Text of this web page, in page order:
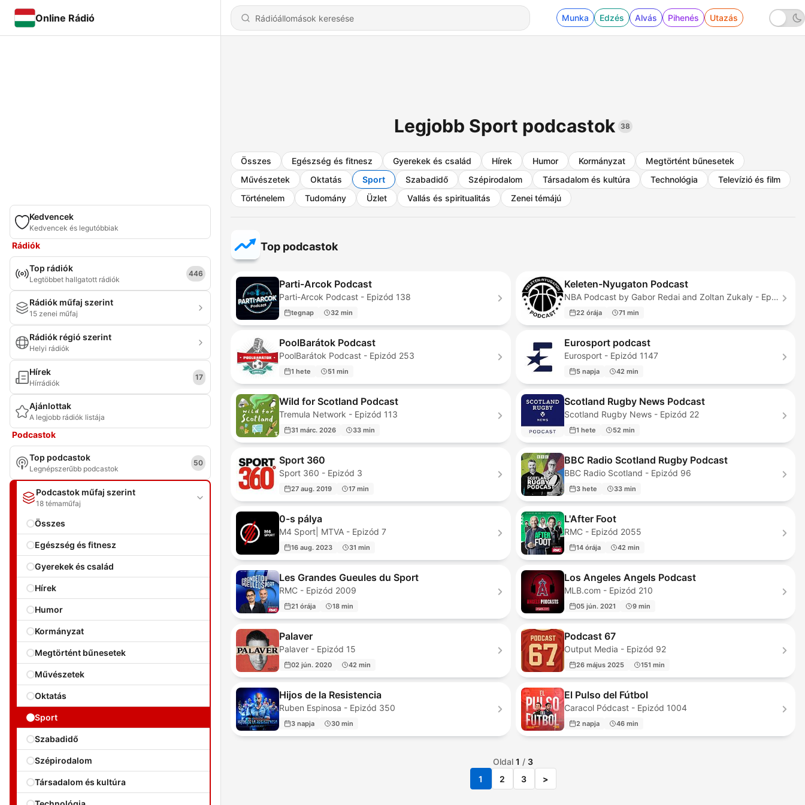
Online Rádió Munka Edzés Alvás Pihenés Utazás
Kedvencek
Kedvencek és legutóbbiak
Rádiók
Top rádiók
Legtöbbet hallgatott rádiók
446
Rádiók műfaj szerint
15 zenei műfaj
Rádiók régió szerint
Helyi rádiók
Hírek
Hírrádiók
17
Ajánlottak
A legjobb rádiók listája
Podcastok
Top podcastok
Legnépszerűbb podcastok
50
Podcastok műfaj szerint
18 témaműfaj
Összes
Egészség és fitnesz
Gyerekek és család
Hírek
Humor
Kormányzat
Megtörtént bűnesetek
Művészetek
Oktatás
Sport
Szabadidő
Szépirodalom
Társadalom és kultúra
Legjobb Sport podcastok 38
Összes Egészség és fitnesz Gyerekek és család Hírek Humor Kormányzat
Megtörtént bűnesetek
Művészetek
Oktatás Sport Szabadidő Szépirodalom Társadalom és kultúra Technológia
Televízió és film
Történelem
Tudomány Üzlet Vallás és spiritualitás Zenei témájú
Top podcastok
Parti-Arcok Podcast
Parti-Arcok Podcast - Epizód 138
tegnap 32 min
Keleten-Nyugaton Podcast
NBA Podcast by Gabor Redai and Zoltan Zukaly - Epizód 949
22 órája 71 min
PoolBarátok Podcast
PoolBarátok Podcast - Epizód 253
1 hete 51 min
Eurosport podcast
Eurosport - Epizód 1147
5 napja 42 min
Wild for Scotland Podcast
Tremula Network - Epizód 113
31 márc. 2026 33 min
Scotland Rugby News Podcast
Scotland Rugby News - Epizód 22
1 hete 52 min
Sport 360
Sport 360 - Epizód 3
27 aug. 2019 17 min
BBC Radio Scotland Rugby Podcast
BBC Radio Scotland - Epizód 96
3 hete 33 min
0-s pálya
M4 Sport| MTVA - Epizód 7
16 aug. 2023 31 min
L'After Foot
RMC - Epizód 2055
14 órája 42 min
Les Grandes Gueules du Sport
RMC - Epizód 2009
21 órája 18 min
Los Angeles Angels Podcast
MLB.com - Epizód 210
05 jún. 2021 9 min
Palaver
Palaver - Epizód 15
02 jún. 2020 42 min
Podcast 67
Output Media - Epizód 92
26 május 2025 151 min
Hijos de la Resistencia
Ruben Espinosa - Epizód 350
3 napja 30 min
El Pulso del Fútbol
Caracol Pódcast - Epizód 1004
2 napja 46 min
Oldal 1 / 3
1
2 3 >